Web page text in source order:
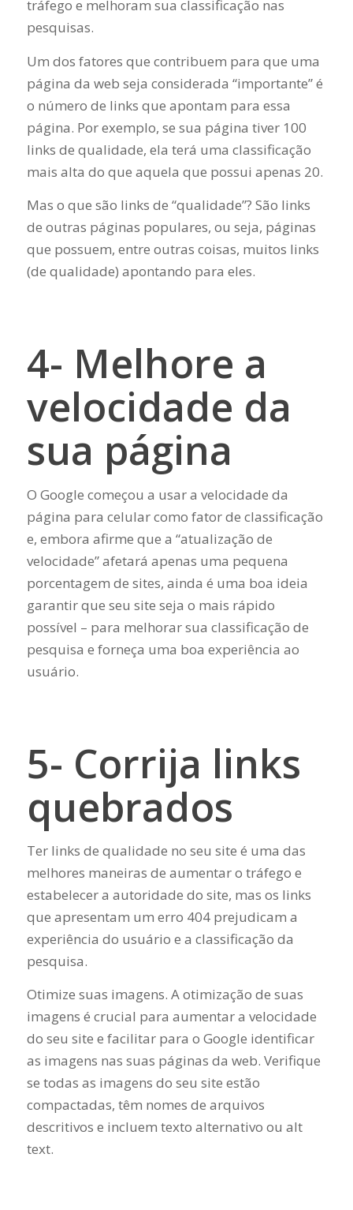
tráfego e melhoram sua classificação nas
pesquisas.
Um dos fatores que contribuem para que uma
página da web seja considerada “importante” é
o número de links que apontam para essa
página. Por exemplo, se sua página tiver 100
links de qualidade, ela terá uma classificação
mais alta do que aquela que possui apenas 20.
Mas o que são links de “qualidade”? São links
de outras páginas populares, ou seja, páginas
que possuem, entre outras coisas, muitos links
(de qualidade) apontando para eles.
4- Melhore a
velocidade da
sua página
O Google começou a usar a velocidade da
página para celular como fator de classificação
e, embora afirme que a “atualização de
velocidade” afetará apenas uma pequena
porcentagem de sites, ainda é uma boa ideia
garantir que seu site seja o mais rápido
possível – para melhorar sua classificação de
pesquisa e forneça uma boa experiência ao
usuário.
5- Corrija links
quebrados
Ter links de qualidade no seu site é uma das
melhores maneiras de aumentar o tráfego e
estabelecer a autoridade do site, mas os links
que apresentam um erro 404 prejudicam a
experiência do usuário e a classificação da
pesquisa.
Otimize suas imagens. A otimização de suas
imagens é crucial para aumentar a velocidade
do seu site e facilitar para o Google identificar
as imagens nas suas páginas da web. Verifique
se todas as imagens do seu site estão
compactadas, têm nomes de arquivos
descritivos e incluem texto alternativo ou alt
text.